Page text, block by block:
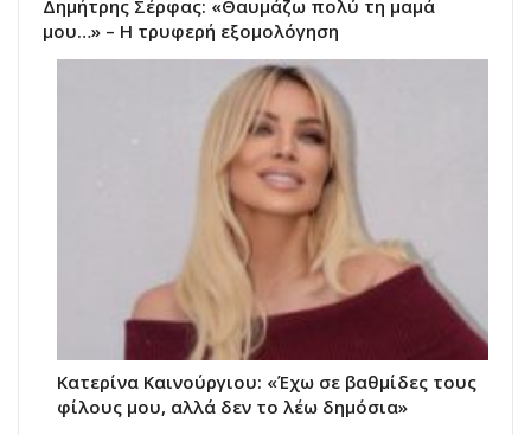
Δημήτρης Σέρφας: «Θαυμάζω πολύ τη μαμά
μου…» – Η τρυφερή εξομολόγηση
Κατερίνα Καινούργιου: «Έχω σε βαθμίδες τους
φίλους μου, αλλά δεν το λέω δημόσια»